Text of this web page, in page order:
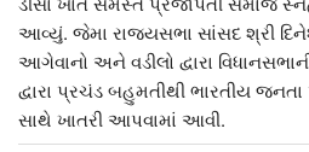
આવ્યું. જેમા રાજ્યસભા સાંસદ શ્રી
આગેવાનો અને વડીલો દ્વારા
દ્વારા પ્રચંડ બહુમતીથી ભારતીય જનતા
સાથે ખાતરી આપવામાં આવી.